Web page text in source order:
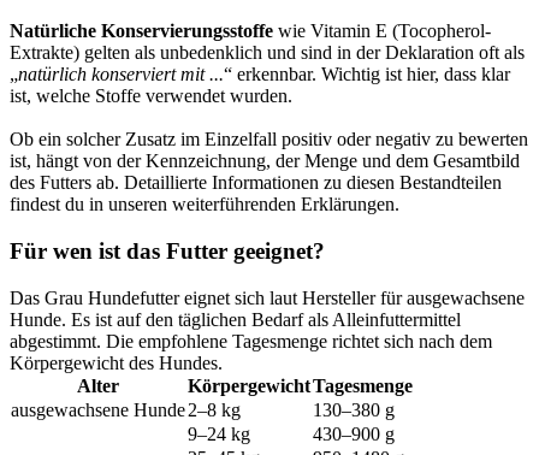
Natürliche Konservierungsstoffe wie Vitamin E (Tocopherol-
Extrakte) gelten als unbedenklich und sind in der Deklaration oft als
„natürlich konserviert mit ...“ erkennbar. Wichtig ist hier, dass klar
ist, welche Stoffe verwendet wurden.
Ob ein solcher Zusatz im Einzelfall positiv oder negativ zu bewerten
ist, hängt von der Kennzeichnung, der Menge und dem Gesamtbild
des Futters ab. Detaillierte Informationen zu diesen Bestandteilen
findest du in unseren weiterführenden Erklärungen.
Für wen ist das Futter geeignet?
Das Grau Hundefutter eignet sich laut Hersteller für ausgewachsene
Hunde. Es ist auf den täglichen Bedarf als Alleinfuttermittel
abgestimmt. Die empfohlene Tagesmenge richtet sich nach dem
Körpergewicht des Hundes.
Alter
KörpergewichtTagesmenge
ausgewachsene Hunde2–8 kg
130–380 g
9–24 kg
430–900 g